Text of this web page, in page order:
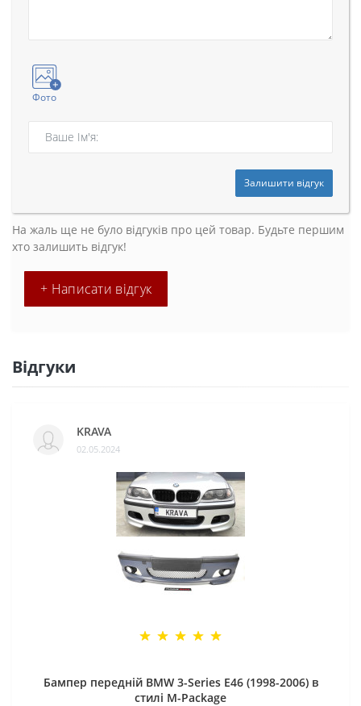
Фото
Залишити відгук
На жаль ще не було відгуків про цей товар. Будьте першим
хто залишить відгук!
+ Написати відгук
Відгуки
KRAVA
02.05.2024
Бампер передній BMW 3-Series E46 (1998-2006) в
стилі M-Package